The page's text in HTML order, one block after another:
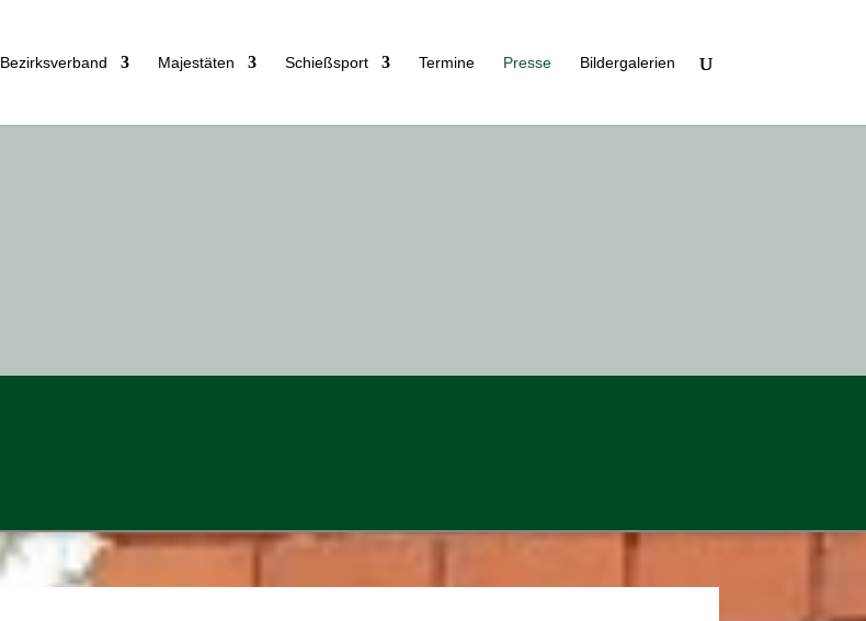
Bezirks­ver­band Majes­tä­ten Schieß­sport Ter­mine Presse Bil­der­ga­le­rien